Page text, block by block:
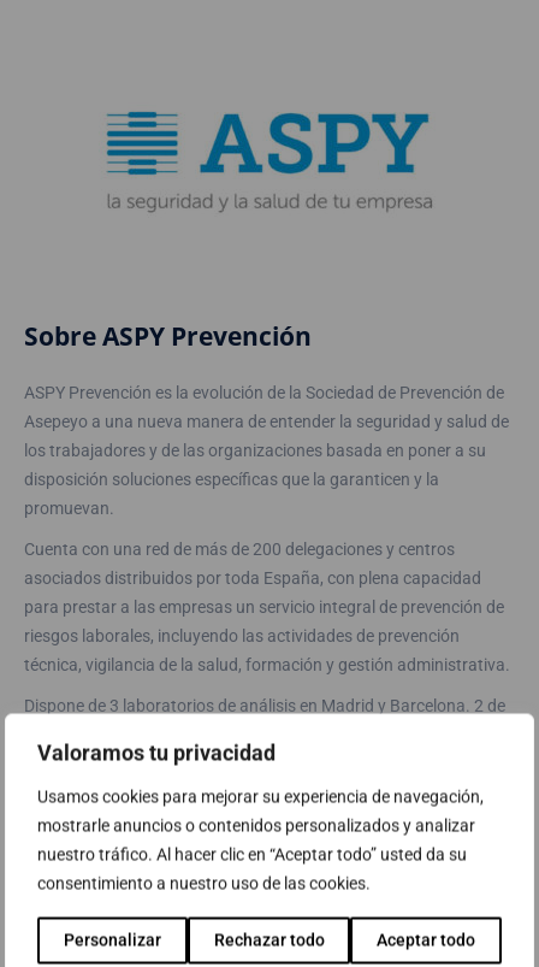
Valoramos tu privacidad
Usamos cookies para mejorar su experiencia de navegación,
mostrarle anuncios o contenidos personalizados y analizar
nuestro tráfico. Al hacer clic en “Aceptar todo” usted da su
consentimiento a nuestro uso de las cookies.
Personalizar Rechazar todo Aceptar todo
Sobre ASPY Prevención
ASPY Prevención es la evolución de la Sociedad de Prevención de
Asepeyo a una nueva manera de entender la seguridad y salud de
los trabajadores y de las organizaciones basada en poner a su
disposición soluciones específicas que la garanticen y la
promuevan.
Cuenta con una red de más de 200 delegaciones y centros
asociados distribuidos por toda España, con plena capacidad
para prestar a las empresas un servicio integral de prevención de
riesgos laborales, incluyendo las actividades de prevención
técnica, vigilancia de la salud, formación y gestión administrativa.
Dispone de 3 laboratorios de análisis en Madrid y Barcelona. 2 de
el tercero especializado en higiene industrial.
Más información enwww.aspyprevencion.com